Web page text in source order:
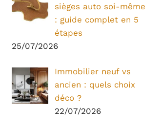
sièges auto soi-même
: guide complet en 5
étapes
25/07/2026
Immobilier neuf vs
ancien : quels choix
déco ?
22/07/2026